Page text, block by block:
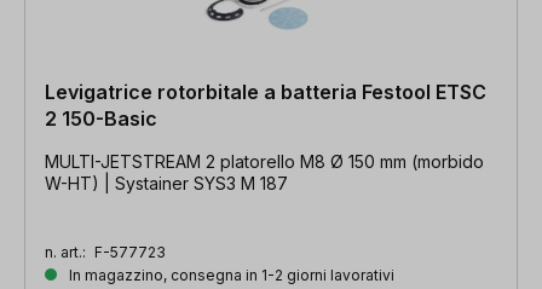
Levigatrice rotorbitale a batteria Festool ETSC
2 150-Basic
MULTI-JETSTREAM 2 platorello M8 Ø 150 mm (morbido
W-HT) | Systainer SYS3 M 187
n. art.: F-577723
In magazzino, consegna in 1-2 giorni lavorativi